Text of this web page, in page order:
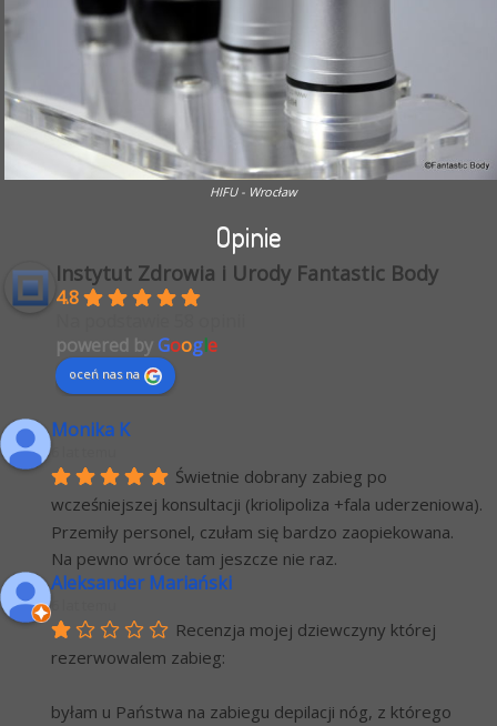
HIFU - Wrocław
Opinie
Instytut Zdrowia i Urody Fantastic Body
4.8
powered byGoogle
oceń nas na
Monika K
Świetnie dobrany zabieg po
wcześniejszej konsultacji (kriolipoliza +fala uderzeniowa).
Przemiły personel, czułam się bardzo zaopiekowana.
Na pewno wróce tam jeszcze nie raz.
Aleksander Mariański
Recenzja mojej dziewczyny której
rezerwowalem zabieg:
byłam u Państwa na zabiegu depilacji nóg, z którego